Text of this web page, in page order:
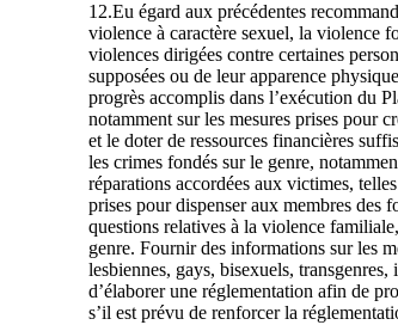
12.Eu égard aux précédentes
violence à caractère sexuel, la violence
violences dirigées contre certaines
supposées ou de leur apparence
progrès accomplis dans l’exécution du
notamment sur les mesures prises pour
et le doter de ressources financières
les crimes fondés sur le genre,
réparations accordées aux victimes,
prises pour dispenser aux membres des
questions relatives à la violence
genre. Fournir des informations sur les
lesbiennes, gays, bisexuels,
d’élaborer une réglementation afin de
s’il est prévu de renforcer la